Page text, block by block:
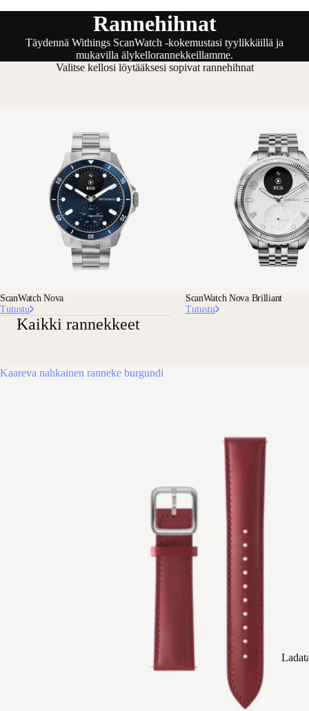
Rannehihnat
Täydennä Withings ScanWatch -kokemustasi tyylikkäillä ja
mukavilla älykellorannekkeillamme.
Valitse kellosi löytääksesi sopivat rannehihnat
ScanWatch Nova
Tutustu
ScanWatch Nova Brilliant
Tutustu
Kaikki rannekkeet
Kaareva nahkainen ranneke burgundi